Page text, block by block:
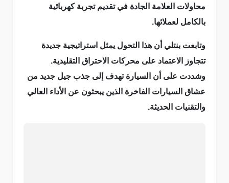
محاولات العلامة الجادة في تقديم تجربة كهربائية
بالكامل لعملائها.
وتابعت بنتلي أن هذا التحول يمثل استراتيجية جديدة
تتجاوز الاعتماد على محركات الاحتراق التقليدية.
وشددت على أن السيارة تهدف إلى جذب جيل جديد من
عشاق السيارات الفاخرة الذين يبحثون عن الأداء العالي
والتقنيات الحديثة.